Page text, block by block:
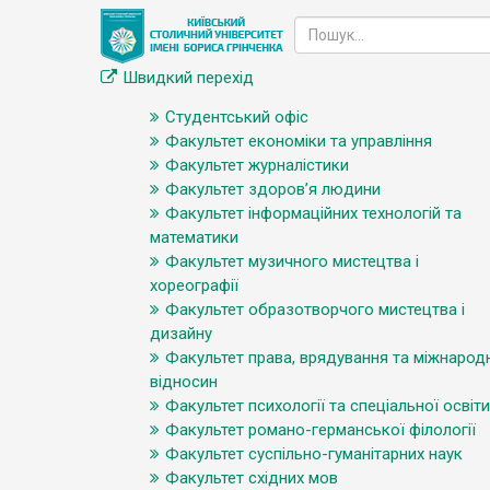
Швидкий перехід
Студентський офіс
Факультет економіки та управління
Факультет журналістики
Факультет здоров’я людини
Факультет інформаційних технологій та
математики
Факультет музичного мистецтва і
хореографії
Факультет образотворчого мистецтва і
дизайну
Факультет права, врядування та
відносин
Факультет психології та спеціальної освіти
Факультет романо-германської філології
Факультет суспільно-гуманітарних наук
Факультет східних мов